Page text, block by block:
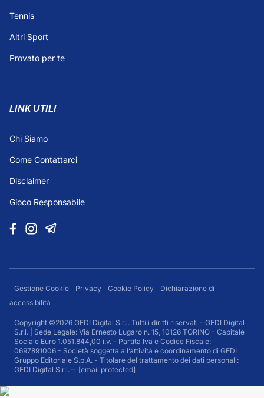
Tennis
Altri Sport
Provato per te
LINK UTILI
Chi Siamo
Come Contattarci
Disclaimer
Gioco Responsabile
Gestione Cookie Privacy Cookie Policy
Dichiarazione di
accessibilità
Copyright ©2026 GEDI Digital S.r.l. Tutti i diritti riservati - GEDI Digital
S.r.l. | Sede Legale: Via Ernesto Lugaro n. 15, 10126 TORINO - Capitale
Sociale Euro 1.051.844,00 i.v. - Partita Iva e Codice Fiscale:
0697891006 - Società soggetta all’attività e coordinamento di GEDI
Gruppo Editoriale S.p.A. - Titolare del trattamento dei dati personali:
GEDI Digital S.r.l. – [email protected]